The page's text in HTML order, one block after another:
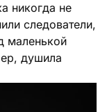
никогда не
следователи,
маленькой
душила